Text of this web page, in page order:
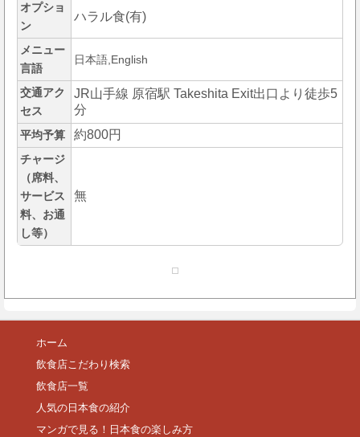
オプショ
ン
ハラル食(有)
メニュー
言語
日本語,English
交通アク
セス
JR山手線 原宿駅 Takeshita Exit出口より徒歩5
分
平均予算 約800円
チャージ
（席料、
サービス
料、お通
し等）
無
ホーム
飲食店こだわり検索
飲食店一覧
人気の日本食の紹介
マンガで見る！日本食の楽しみ方